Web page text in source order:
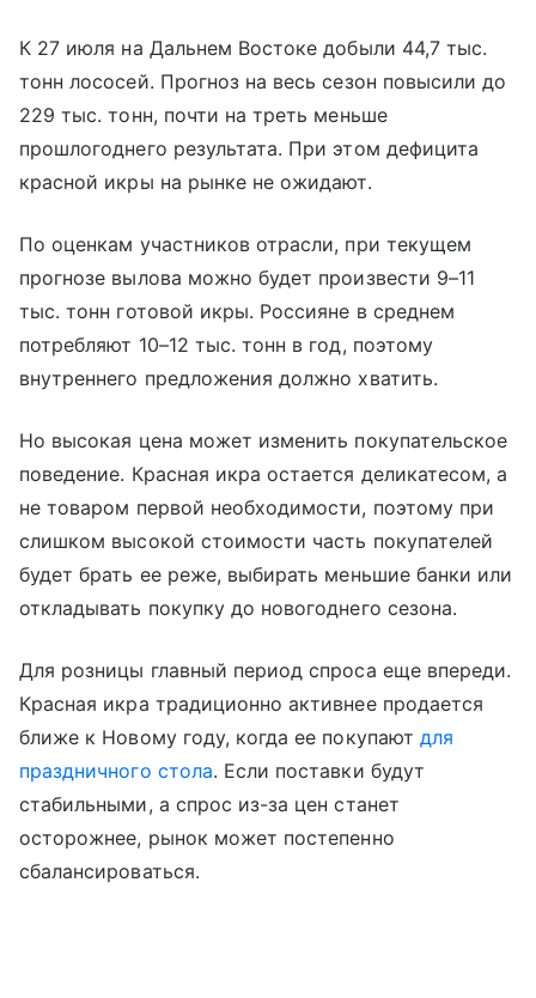
К 27 июля на Дальнем Востоке добыли 44,7 тыс.
тонн лососей. Прогноз на весь сезон повысили до
229 тыс. тонн, почти на треть меньше
прошлогоднего результата. При этом дефицита
красной икры на рынке не ожидают.
По оценкам участников отрасли, при текущем
прогнозе вылова можно будет произвести 9–11
тыс. тонн готовой икры. Россияне в среднем
потребляют 10–12 тыс. тонн в год, поэтому
внутреннего предложения должно хватить.
Но высокая цена может изменить покупательское
поведение. Красная икра остается деликатесом, а
не товаром первой необходимости, поэтому при
слишком высокой стоимости часть покупателей
будет брать ее реже, выбирать меньшие банки или
откладывать покупку до новогоднего сезона.
Для розницы главный период спроса еще впереди.
Красная икра традиционно активнее продается
ближе к Новому году, когда ее покупают для
праздничного стола. Если поставки будут
стабильными, а спрос из-за цен станет
осторожнее, рынок может постепенно
сбалансироваться.